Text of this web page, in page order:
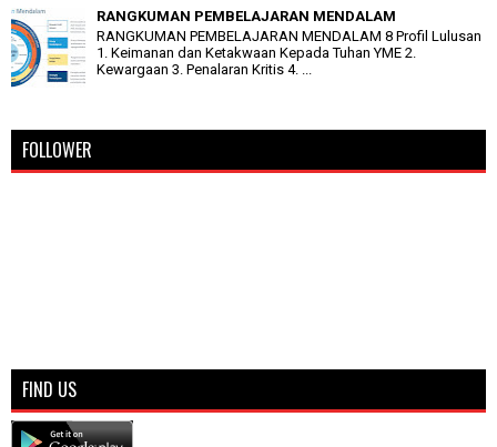
RANGKUMAN PEMBELAJARAN MENDALAM
RANGKUMAN PEMBELAJARAN MENDALAM 8 Profil Lulusan
1. Keimanan dan Ketakwaan Kepada Tuhan YME 2.
Kewargaan 3. Penalaran Kritis 4. ...
FOLLOWER
FIND US